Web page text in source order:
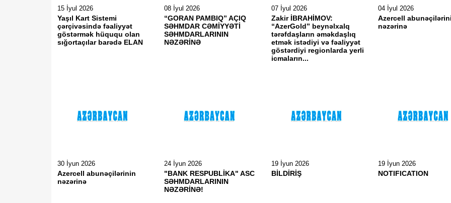
15 İyul 2026
Yaşıl Kart Sistemi
çərçivəsində fəaliyyət
göstərmək hüququ olan
sığortaçılar barədə ELAN
08 İyul 2026
“GORAN PAMBIQ” AÇIQ
SƏHMDAR CƏMİYYƏTİ
SƏHMDARLARININ
NƏZƏRİNƏ
07 İyul 2026
Zakir İBRAHİMOV:
“AzerGold” beynəlxalq
tərəfdaşların əməkdaşlıq
etmək istədiyi və fəaliyyət
göstərdiyi regionlarda yerli
icmaların...
04 İyul 2026
Azercell
nəzərinə
30 İyun 2026
Azercell abunəçilərinin
nəzərinə
24 İyun 2026
"BANK RESPUBLİKA" ASC
SƏHMDARLARININ
NƏZƏRİNƏ!
19 İyun 2026
BİLDİRİŞ
19 İyun 2026
NOTIFICATION